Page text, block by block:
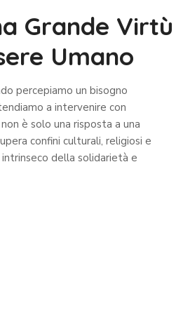
Grande Virtù
Umano
percepiamo un bisogno
a intervenire con
è solo una risposta a una
confini culturali, religiosi e
della solidarietà e